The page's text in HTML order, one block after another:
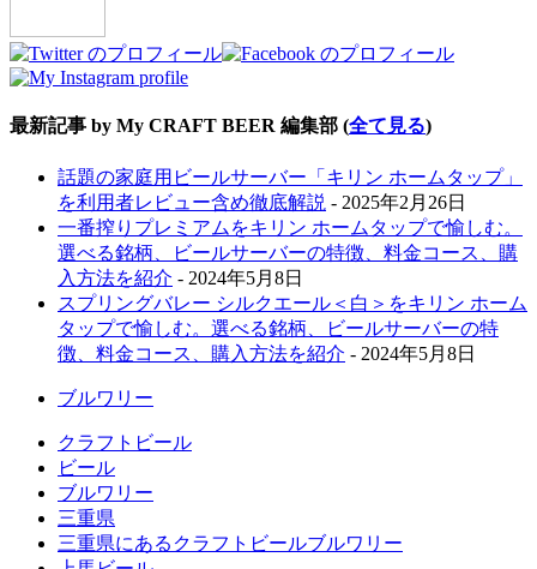
最新記事 by My CRAFT BEER 編集部 (全て見る)
話題の家庭用ビールサーバー「キリン ホームタップ」
を利用者レビュー含め徹底解説 - 2025年2月26日
一番搾りプレミアムをキリン ホームタップで愉しむ。
選べる銘柄、ビールサーバーの特徴、料金コース、購
入方法を紹介 - 2024年5月8日
スプリングバレー シルクエール＜白＞をキリン ホーム
タップで愉しむ。選べる銘柄、ビールサーバーの特
徴、料金コース、購入方法を紹介 - 2024年5月8日
ブルワリー
クラフトビール
ビール
ブルワリー
三重県
三重県にあるクラフトビールブルワリー